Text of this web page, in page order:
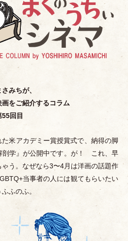
みちが、
をご紹介するコラム
55回目
米アカデミー賞授賞式で、納得の脚
剖学』が公開中です。が！ これ、早
う。なぜなら3〜4月は洋画の話題作
当事者の人には観てもらいたい
ふのふ。